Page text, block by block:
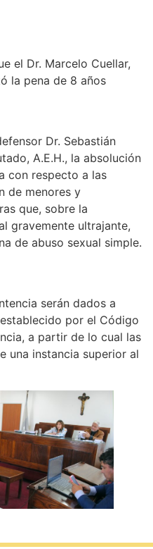
el Dr. Marcelo Cuellar,
la pena de 8 años
Dr. Sebastián
A.E.H., la absolución
con respecto a las
de menores y
que, sobre la
gravemente ultrajante,
de abuso sexual simple.
serán dados a
por el Código
a partir de lo cual las
una instancia superior al